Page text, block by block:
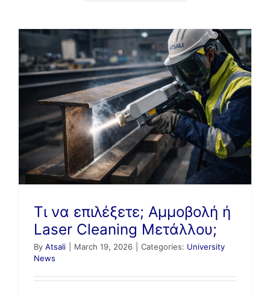
Τι να επιλέξετε; Αμμοβολή ή
Laser Cleaning Μετάλλου;
By Atsali March 19, 2026 Categories: University
News